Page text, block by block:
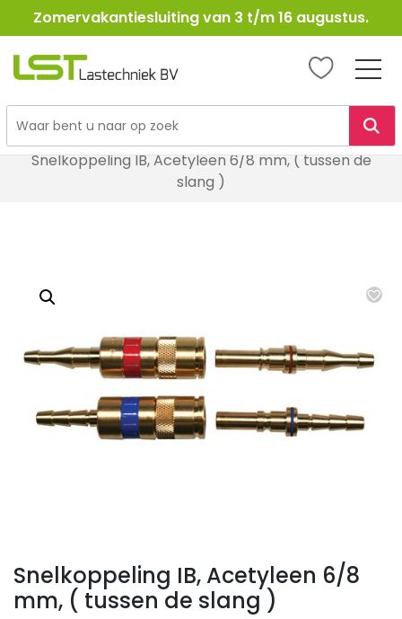
Ga
naar
Zomervakantiesluiting van 3 t/m 16 augustus.
LST
Lasbenodigheden
Snelkoppeling IB, Acetyleen 6/8 mm, ( tussen de
slang )
Snelkoppeling IB, Acetyleen 6/8
mm, ( tussen de slang )